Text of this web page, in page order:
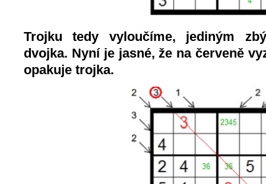
Trojku tedy vyloučíme, jediným
dvojka. Nyní je jasné, že na červeně
opakuje trojka.